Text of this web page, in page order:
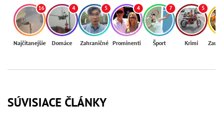
16
Najčítanejšie
4
Domáce
5
Zahraničné
4
Prominenti
7
Šport
5
Krimi
SÚVISIACE ČLÁNKY